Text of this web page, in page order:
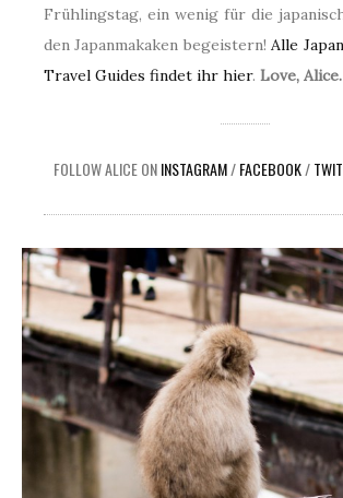
Frühlingstag, ein wenig für die
den Japanmakaken begeistern!Alle
Travel Guides findet ihr hier. Love, Alice.
FOLLOW ALICE ONINSTAGRAM/FACEBOOK/